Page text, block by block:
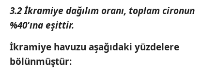
3.2 İkramiye dağılım oranı, toplam cironun
%40'ına eşittir.
İkramiye havuzu aşağıdaki yüzdelere
bölünmüştür: